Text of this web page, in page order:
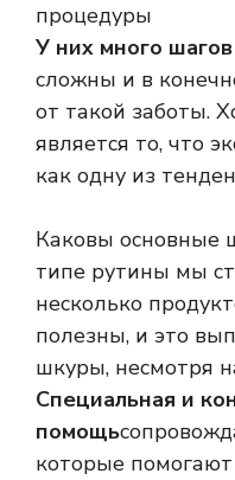
процедуры
У них много шагов
сложны и в
от такой заботы.
является то, что
как одну из
Каковы основные
типе рутины мы
несколько
полезны, и это
шкуры, несмотря
Специальная и
помощь
которые